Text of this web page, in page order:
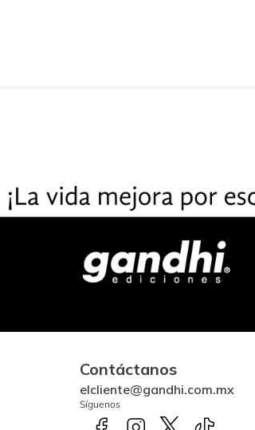
Contáctanos
elcliente@gandhi.com.mx
Síguenos